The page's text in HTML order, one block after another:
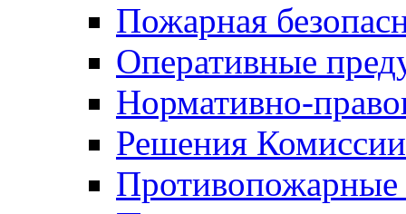
Пожарная
Оперативные
Нормативно-
Решения
Противопожарные